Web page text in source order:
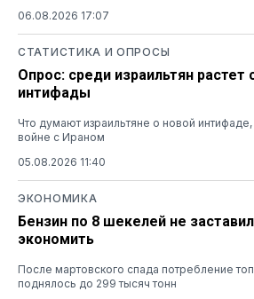
06.08.2026 17:07
СТАТИСТИКА И ОПРОСЫ
Опрос: среди израильтян растет
интифады
Что думают израильтяне о новой
войне с Ираном
05.08.2026 11:40
ЭКОНОМИКА
Бензин по 8 шекелей не
экономить
После мартовского спада потребление
поднялось до 299 тысяч тонн